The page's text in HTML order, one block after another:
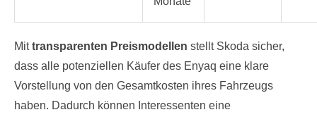
Mittransparenten Preismodellen stellt Skoda sicher,
dass alle potenziellen Käufer des Enyaq eine klare
Vorstellung von den Gesamtkosten ihres Fahrzeugs
haben. Dadurch können Interessenten eine